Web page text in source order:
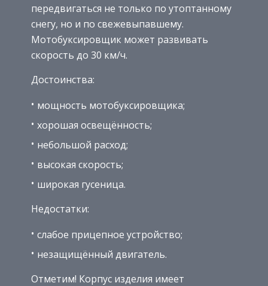
передвигаться не только по утоптанному
снегу, но и по свежевыпавшему.
Мотобуксировщик может развивать
скорость до 30 км/ч.
Достоинства:
мощность мотобуксировщика;
хорошая освещённость;
небольшой расход;
высокая скорость;
широкая гусеница.
Недостатки:
слабое прицепное устройство;
незащищённый двигатель.
Отметим! Корпус изделия имеет